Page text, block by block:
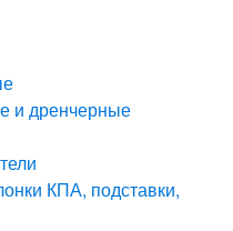
и дренчерные
КПА, подставки,